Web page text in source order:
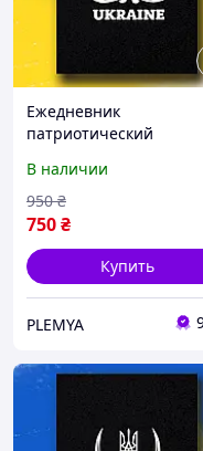
Ежедневник
патриотический
недатированный,
деловой блокнот
208страниц ///(P40)
В наличии
750₴
950 ₴
Купить
PLEMYA